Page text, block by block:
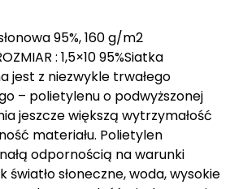
95%, 160 g/m2
: 1,5×10 95%Siatka
jest z niezwykle trwałego
– polietylenu o podwyższonej
jeszcze większą wytrzymałość
materiału. Polietylen
odpornością na warunki
słoneczne, woda, wysokie